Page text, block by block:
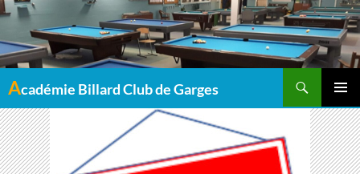
Académie Billard Club de Garges
MENU